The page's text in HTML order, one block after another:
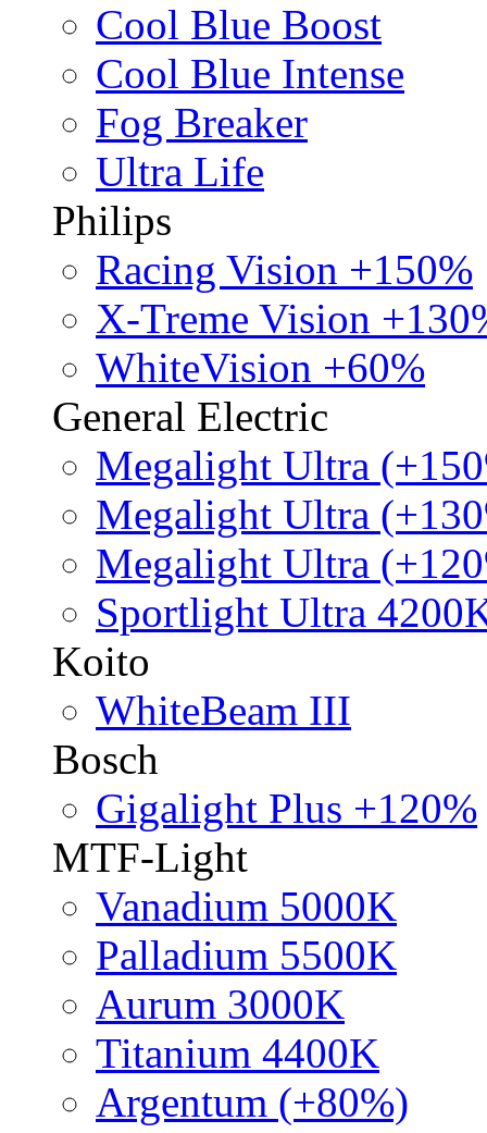
Cool Blue Boost
Cool Blue Intense
Fog Breaker
Ultra Life
Philips
Racing Vision +150%
X-Treme Vision
WhiteVision +60%
General Electric
Megalight Ultra
Megalight Ultra
Megalight Ultra
Sportlight Ultra
Koito
WhiteBeam III
Bosch
Gigalight Plus +120%
MTF-Light
Vanadium 5000K
Palladium 5500K
Aurum 3000K
Titanium 4400K
Argentum (+80%)